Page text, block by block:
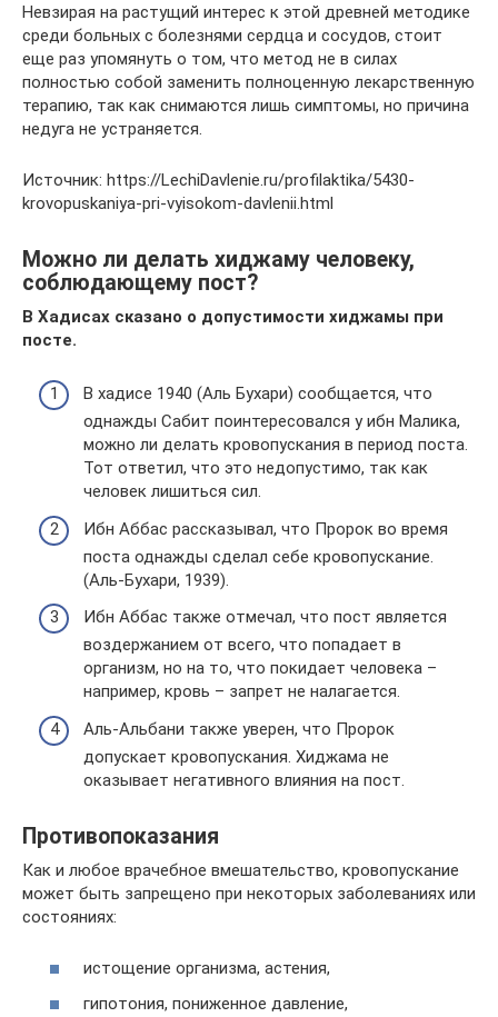
Невзирая на растущий интерес к этой древней методике
среди больных с болезнями сердца и сосудов, стоит
еще раз упомянуть о том, что метод не в силах
полностью собой заменить полноценную лекарственную
терапию, так как снимаются лишь симптомы, но причина
недуга не устраняется.
Источник: https://LechiDavlenie.ru/profilaktika/5430-
krovopuskaniya-pri-vyisokom-davlenii.html
Можно ли делать хиджаму человеку,
соблюдающему пост?
В Хадисах сказано о допустимости хиджамы при
посте.
В хадисе 1940 (Аль Бухари) сообщается, что
однажды Сабит поинтересовался у ибн Малика,
можно ли делать кровопускания в период поста.
Тот ответил, что это недопустимо, так как
человек лишиться сил.
Ибн Аббас рассказывал, что Пророк во время
поста однажды сделал себе кровопускание.
(Аль-Бухари, 1939).
Ибн Аббас также отмечал, что пост является
воздержанием от всего, что попадает в
организм, но на то, что покидает человека –
например, кровь – запрет не налагается.
Аль-Альбани также уверен, что Пророк
допускает кровопускания. Хиджама не
оказывает негативного влияния на пост.
Противопоказания
Как и любое врачебное вмешательство, кровопускание
может быть запрещено при некоторых заболеваниях или
состояниях:
истощение организма, астения,
гипотония, пониженное давление,